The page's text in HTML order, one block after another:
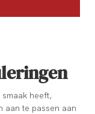
heeft,
aan te passen aan